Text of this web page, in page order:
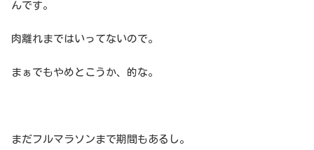
んです。
肉離れまではいってないので。
まぁでもやめとこうか、的な。
まだフルマラソンまで期間もあるし。